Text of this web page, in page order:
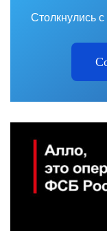
Столкнулись